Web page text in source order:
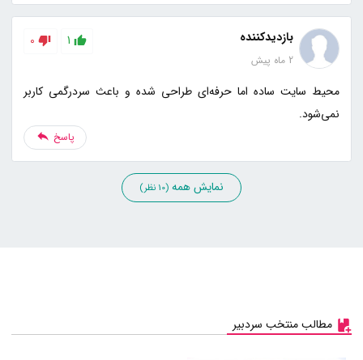
بازدیدکننده
2 ماه پیش
1
0
محیط سایت ساده اما حرفه‌ای طراحی شده و باعث سردرگمی کاربر
نمی‌شود.
پاسخ
نمایش همه (10 نظر)
مطالب منتخب سردبیر